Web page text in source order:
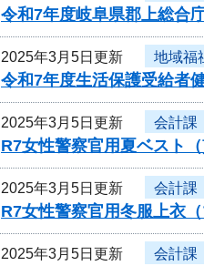
令和7年度岐阜県郡上総合
2025年3月5日更新 地域福
令和7年度生活保護受給者
2025年3月5日更新 会計課
R7女性警察官用夏ベスト
2025年3月5日更新 会計課
R7女性警察官用冬服上衣
2025年3月5日更新 会計課